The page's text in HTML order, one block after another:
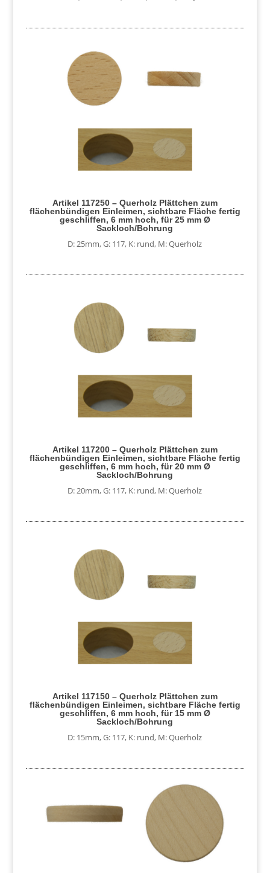
Artikel 117250 – Querholz Plättchen zum
flächenbündigen Einleimen, sichtbare Fläche fertig
geschliffen, 6 mm hoch, für 25 mm Ø
Sackloch/Bohrung
D: 25mm,G: 117, K: rund, M: Querholz
Artikel 117200 – Querholz Plättchen zum
flächenbündigen Einleimen, sichtbare Fläche fertig
geschliffen, 6 mm hoch, für 20 mm Ø
Sackloch/Bohrung
D: 20mm,G: 117, K: rund, M: Querholz
Artikel 117150 – Querholz Plättchen zum
flächenbündigen Einleimen, sichtbare Fläche fertig
geschliffen, 6 mm hoch, für 15 mm Ø
Sackloch/Bohrung
D: 15mm,G: 117, K: rund, M: Querholz